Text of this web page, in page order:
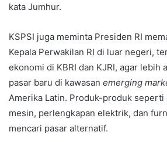
kata Jumhur.
KSPSI juga meminta Presiden RI
Kepala Perwakilan RI di luar negeri,
ekonomi di KBRI dan KJRI, agar lebih
pasar baru di kawasan emerging
Amerika Latin. Produk-produk seperti
mesin, perlengkapan elektrik, dan
mencari pasar alternatif.